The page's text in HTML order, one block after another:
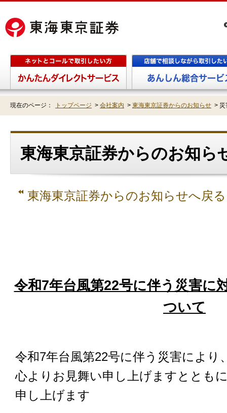
現在のページ： トップページ > 会社案内 > 東海東京証券からのお知らせ >
東海東京証券からのお知ら
東海東京証券からのお知らせへ戻る
令和7年台風第22号に伴う災害に
ついて
令和7年台風第22号に伴う災害により
心よりお見舞い申し上げますととも
申し上げます